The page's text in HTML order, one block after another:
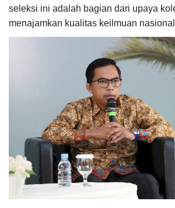
seleksi ini adalah bagian dari upaya
menajamkan kualitas keilmuan